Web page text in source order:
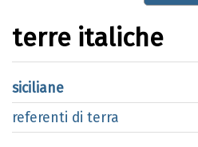
terre italiche
siciliane
referenti di terra